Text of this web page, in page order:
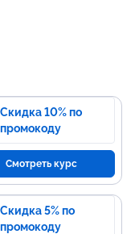
Скидка 10% по
промокоду
Смотреть курс
Скидка 5% по
промокоду